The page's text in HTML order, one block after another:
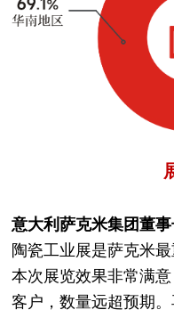
意大利萨克米集团董
陶瓷工业展是萨克米
本次展览效果非常满
客户，数量远超预期